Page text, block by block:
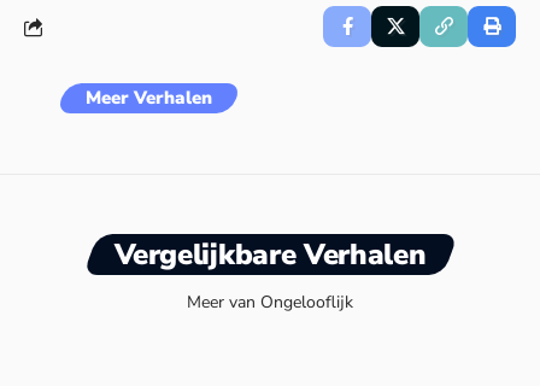
Meer Verhalen
Vergelijkbare Verhalen
Meer van Ongelooflijk